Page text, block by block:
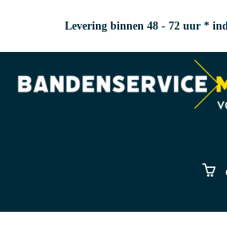
Levering binnen 48 - 72 uur *